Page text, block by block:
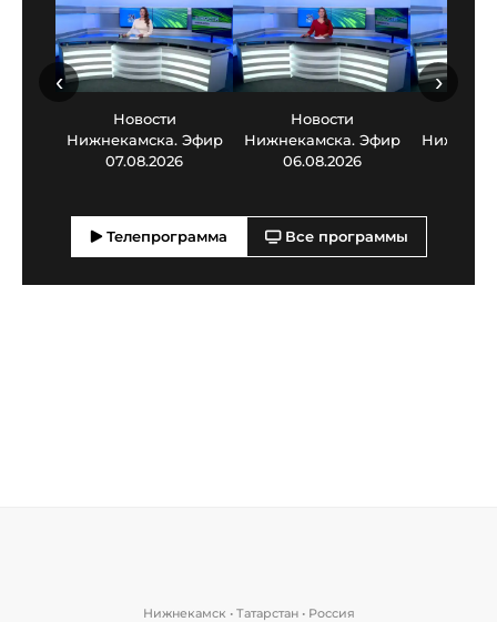
Новости
Нижнекамска. Эфир
07.08.2026
Новости
Нижнекамска. Эфир
06.08.2026
‹ ›
Телепрограмма Все программы
Нижнекамск • Татарстан • Россия